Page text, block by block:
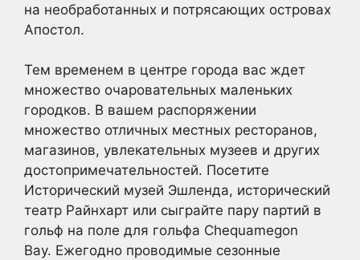
на необработанных и потрясающих островах
Апостол.
Тем временем в центре города вас ждет
множество очаровательных маленьких
городков. В вашем распоряжении
множество отличных местных ресторанов,
магазинов, увлекательных музеев и других
достопримечательностей. Посетите
Исторический музей Эшленда, исторический
театр Райнхарт или сыграйте пару партий в
гольф на поле для гольфа Chequamegon
Bay. Ежегодно проводимые сезонные